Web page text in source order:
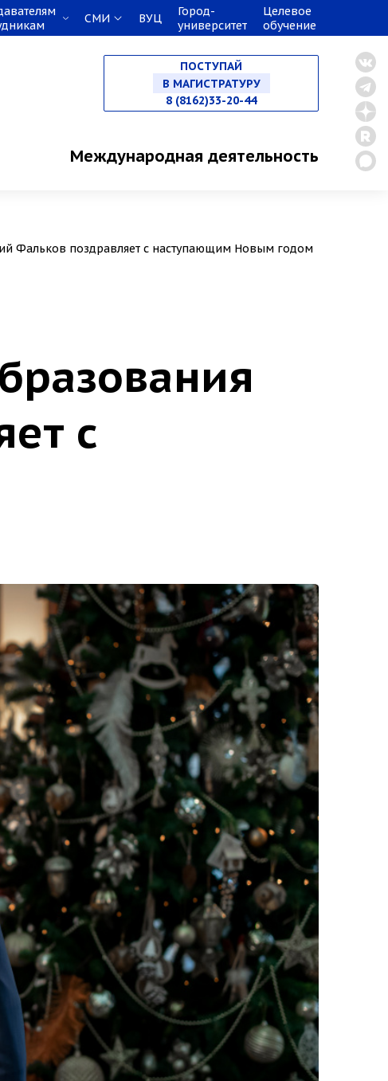
СМИ ВУЦ
Город-
университет
Целевое
обучение
ПОСТУПАЙ
НА СПЕЦИАЛИТЕТ
В МАГИСТРАТУРУ
8 (8162)33-20-44
Международная деятельность
Фальков поздравляет с наступающим Новым годом
с